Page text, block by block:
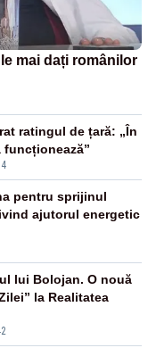
mai dați românilor
ratingul de țară: „În
pentru sprijinul
ajutorul energetic
lui Bolojan. O nouă
la Realitatea